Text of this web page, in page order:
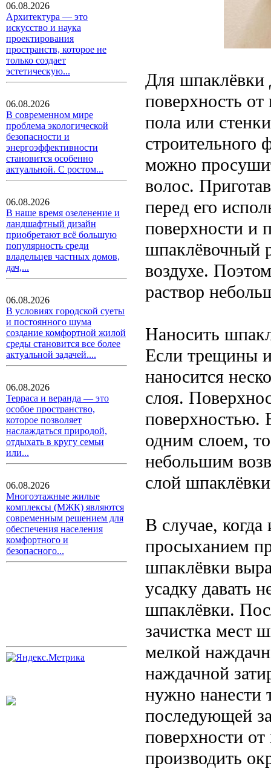
06.08.2026
Архитектура — это
искусство и наука
проектирования
пространств, которое не
только создает
эстетическую...
06.08.2026
В современном мире
проблема экологической
безопасности и
энергоэффективности
становится особенно
актуальной. С ростом...
06.08.2026
В наше время озеленение и
ландшафтный дизайн
приобретают всё большую
популярность среди
владельцев частных домов,
дач,...
06.08.2026
В условиях городской суеты
и постоянного шума
создание комфортной жилой
среды становится все более
актуальной задачей....
06.08.2026
Терраса и веранда — это
особое пространство,
которое позволяет
наслаждаться природой,
отдыхать в кругу семьи
или...
06.08.2026
Многоэтажные жилые
комплексы (МЖК) являются
современным решением для
обеспечения населения
комфортного и
безопасного...
Для шпаклёвки
поверхность
пола или
строительного
можно
волос.
перед его
поверхности и
шпаклёвочный
воздухе.
раствор
Наносить
Если трещины
наносится
слоя.
поверхностью.
одним слоем,
небольшим
слой
В случае, когда
просыханием
шпаклёвки
усадку давать
шпаклёвки.
зачистка мест
мелкой
наждачной
нужно нанести
последующей
поверхности
производить